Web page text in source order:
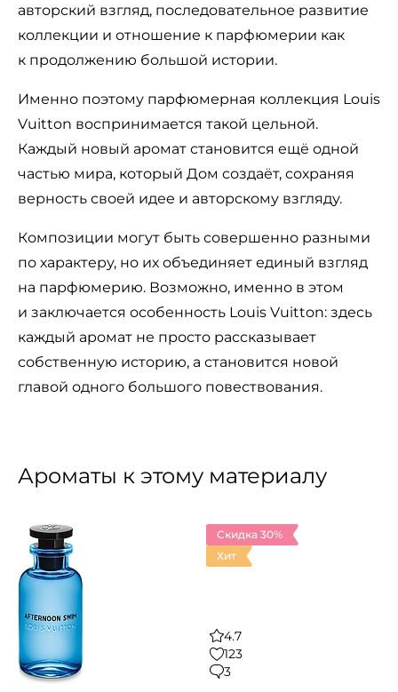
авторский взгляд, последовательное развитие
коллекции и отношение к парфюмерии как
к продолжению большой истории.
Именно поэтому парфюмерная коллекция Louis
Vuitton воспринимается такой цельной.
Каждый новый аромат становится ещё одной
частью мира, который Дом создаёт, сохраняя
верность своей идее и авторскому взгляду.
Композиции могут быть совершенно разными
по характеру, но их объединяет единый взгляд
на парфюмерию. Возможно, именно в этом
и заключается особенность Louis Vuitton: здесь
каждый аромат не просто рассказывает
собственную историю, а становится новой
главой одного большого повествования.
Ароматы к этому материалу
Скидка 30%
Хит
4.7
123
3